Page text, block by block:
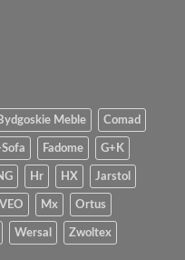
Bydgoskie Meble Comad
Sofa Fadome G+K
Hr HX Jarstol
Mx Ortus
Wersal Zwoltex